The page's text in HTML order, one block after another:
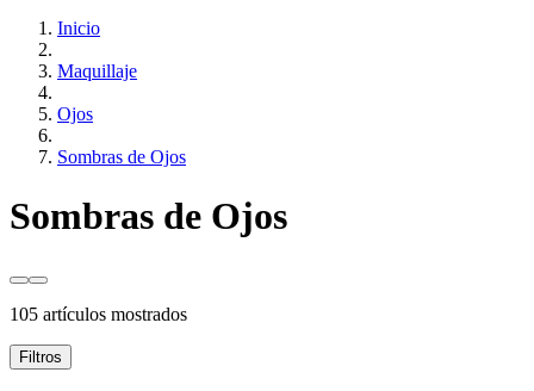
Inicio
Maquillaje
Ojos
Sombras de Ojos
Sombras de Ojos
105 artículos mostrados
Filtros